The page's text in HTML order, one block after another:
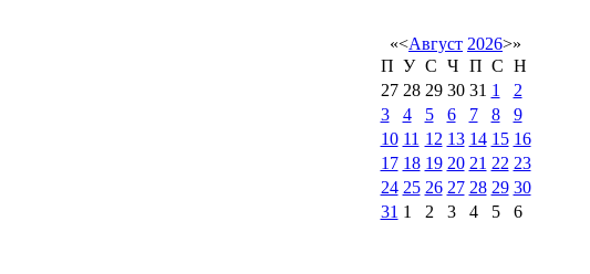
«<Август 2026>»
П У С Ч П С Н
27 28 29 30 31 1
2
3
4 5 6 7 8
9
10 11 12 13 14 15 16
17 18 19 20 21 22 23
24 25 26 27 28 29 30
31 1 2 3 4 5 6